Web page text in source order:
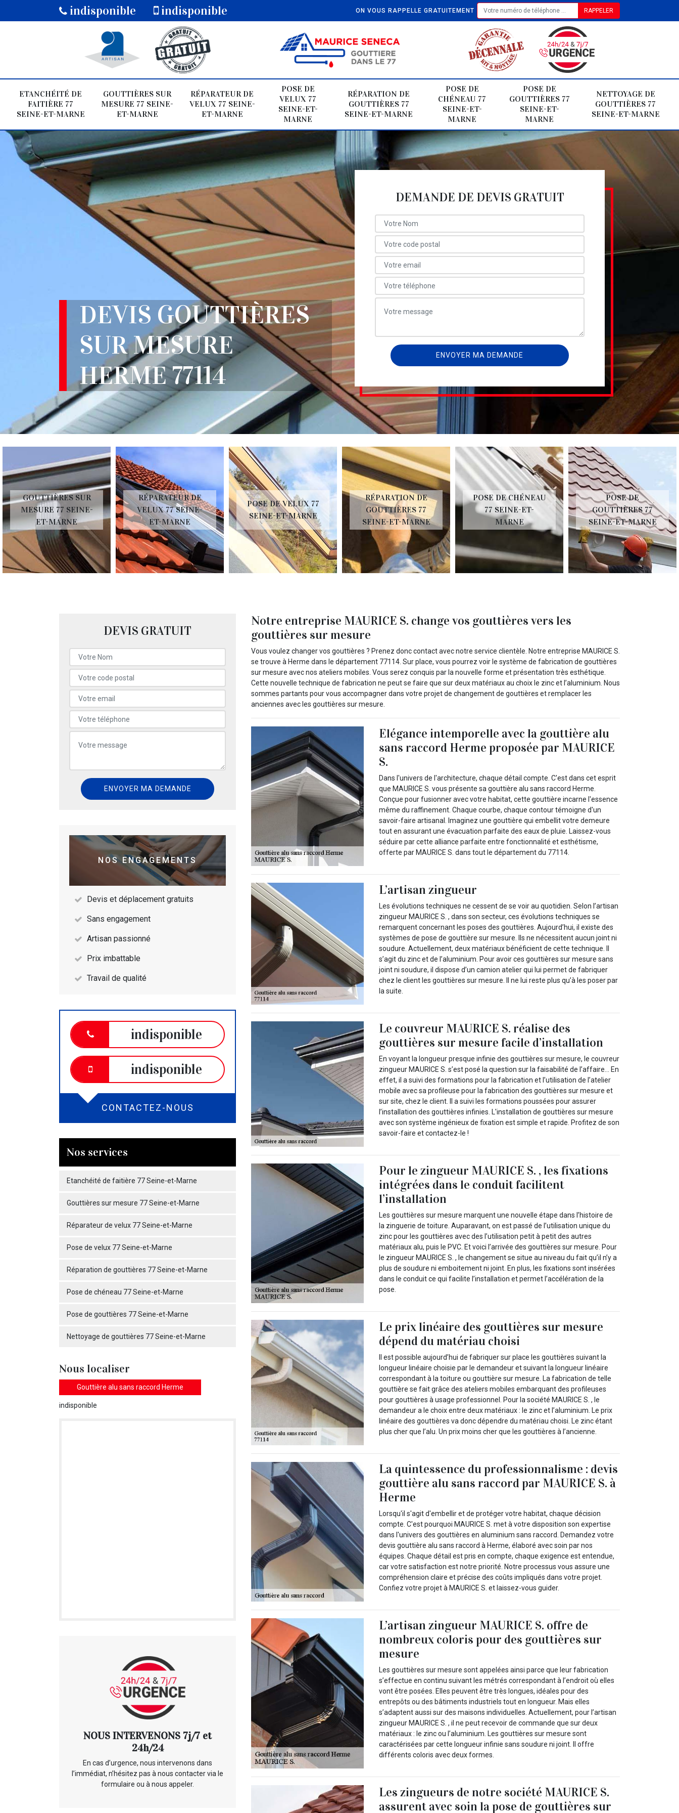
indisponible indisponible ON VOUS RAPPELLE GRATUITEMENT
ETANCHÉITÉ DE
FAITIÈRE 77
SEINE-ET-MARNE
GOUTTIÈRES SUR
MESURE 77 SEINE-
ET-MARNE
RÉPARATEUR DE
VELUX 77 SEINE-
ET-MARNE
POSE DE
VELUX 77
SEINE-ET-
MARNE
RÉPARATION DE
GOUTTIÈRES 77
SEINE-ET-MARNE
POSE DE
CHÉNEAU 77
SEINE-ET-
MARNE
POSE DE
GOUTTIÈRES 77
SEINE-ET-
MARNE
NETTOYAGE DE
GOUTTIÈRES 77
SEINE-ET-MARNE
DEVIS GOUTTIÈRES
SUR MESURE
HERME 77114
DEMANDE DE DEVIS GRATUIT
GOUTTIÈRES SUR
MESURE 77 SEINE-
ET-MARNE
RÉPARATEUR DE
VELUX 77 SEINE-
ET-MARNE
POSE DE VELUX 77
SEINE-ET-MARNE
RÉPARATION DE
GOUTTIÈRES 77
SEINE-ET-MARNE
POSE DE CHÉNEAU
77 SEINE-ET-
MARNE
POSE DE
GOUTTIÈRES 77
SEINE-ET-MARNE
DEVIS GRATUIT
NOS ENGAGEMENTS
Devis et déplacement gratuits
Sans engagement
Artisan passionné
Prix imbattable
Travail de qualité
indisponible
indisponible
CONTACTEZ-NOUS
Nos services
Etanchéité de faitière 77 Seine-et-Marne
Gouttières sur mesure 77 Seine-et-Marne
Réparateur de velux 77 Seine-et-Marne
Pose de velux 77 Seine-et-Marne
Réparation de gouttières 77 Seine-et-Marne
Pose de chéneau 77 Seine-et-Marne
Pose de gouttières 77 Seine-et-Marne
Nettoyage de gouttières 77 Seine-et-Marne
Nous localiser
Gouttière alu sans raccord Herme
indisponible
NOUS INTERVENONS 7j/7 et
24h/24
En cas d’urgence, nous intervenons dans
l’immédiat, n’hésitez pas à nous contacter via le
formulaire ou à nous appeler.
Notre entreprise MAURICE S. change vos gouttières vers les
gouttières sur mesure
Vous voulez changer vos gouttières ? Prenez donc contact avec notre service clientèle. Notre entreprise MAURICE S.
se trouve à Herme dans le département 77114. Sur place, vous pourrez voir le système de fabrication de gouttières
sur mesure avec nos ateliers mobiles. Vous serez conquis par la nouvelle forme et présentation très esthétique.
Cette nouvelle technique de fabrication ne peut se faire que sur deux matériaux au choix le zinc et l’aluminium. Nous
sommes partants pour vous accompagner dans votre projet de changement de gouttières et remplacer les
anciennes avec les gouttières sur mesure.
Elégance intemporelle avec la gouttière alu
sans raccord Herme proposée par MAURICE
S.
Dans l'univers de l'architecture, chaque détail compte. C'est dans cet esprit
que MAURICE S. vous présente sa gouttière alu sans raccord Herme.
Conçue pour fusionner avec votre habitat, cette gouttière incarne l'essence
même du raffinement. Chaque courbe, chaque contour témoigne d'un
savoir-faire artisanal. Imaginez une gouttière qui embellit votre demeure
tout en assurant une évacuation parfaite des eaux de pluie. Laissez-vous
séduire par cette alliance parfaite entre fonctionnalité et esthétisme,
offerte par MAURICE S. dans tout le département du 77114.
L’artisan zingueur
Les évolutions techniques ne cessent de se voir au quotidien. Selon l’artisan
zingueur MAURICE S. , dans son secteur, ces évolutions techniques se
remarquent concernant les poses des gouttières. Aujourd’hui, il existe des
systèmes de pose de gouttière sur mesure. Ils ne nécessitent aucun joint ni
soudure. Actuellement, deux matériaux bénéficient de cette technique. Il
s’agit du zinc et de l’aluminium. Pour avoir ces gouttières sur mesure sans
joint ni soudure, il dispose d’un camion atelier qui lui permet de fabriquer
chez le client les gouttières sur mesure. Il ne lui reste plus qu’à les poser par
la suite.
Le couvreur MAURICE S. réalise des
gouttières sur mesure facile d’installation
En voyant la longueur presque infinie des gouttières sur mesure, le couvreur
zingueur MAURICE S. s’est posé la question sur la faisabilité de l’affaire… En
effet, il a suivi des formations pour la fabrication et l’utilisation de l’atelier
mobile avec sa profileuse pour la fabrication des gouttières sur mesure et
sur site, chez le client. Il a suivi les formations poussées pour assurer
l’installation des gouttières infinies. L'installation de gouttières sur mesure
avec son système ingénieux de fixation est simple et rapide. Profitez de son
savoir-faire et contactez-le !
Pour le zingueur MAURICE S. , les fixations
intégrées dans le conduit facilitent
l’installation
Les gouttières sur mesure marquent une nouvelle étape dans l’histoire de
la zinguerie de toiture. Auparavant, on est passé de l’utilisation unique du
zinc pour les gouttières avec des l’utilisation petit à petit des autres
matériaux alu, puis le PVC. Et voici l’arrivée des gouttières sur mesure. Pour
le zingueur MAURICE S. , le changement se situe au niveau du fait qu’il n’y a
plus de soudure ni emboitement ni joint. En plus, les fixations sont insérées
dans le conduit ce qui facilite l’installation et permet l’accélération de la
pose.
Le prix linéaire des gouttières sur mesure
dépend du matériau choisi
Il est possible aujourd’hui de fabriquer sur place les gouttières suivant la
longueur linéaire choisie par le demandeur et suivant la longueur linéaire
correspondant à la toiture ou gouttière sur mesure. La fabrication de telle
gouttière se fait grâce des ateliers mobiles embarquant des profileuses
pour gouttières à usage professionnel. Pour la société MAURICE S. , le
demandeur a le choix entre deux matériaux : le zinc et l’aluminium. Le prix
linéaire des gouttières va donc dépendre du matériau choisi. Le zinc étant
plus cher que l’alu. Un prix moins cher que les gouttières à l’ancienne.
La quintessence du professionnalisme : devis
gouttière alu sans raccord par MAURICE S. à
Herme
Lorsqu'il s'agit d'embellir et de protéger votre habitat, chaque décision
compte. C'est pourquoi MAURICE S. met à votre disposition son expertise
dans l'univers des gouttières en aluminium sans raccord. Demandez votre
devis gouttière alu sans raccord à Herme, élaboré avec soin par nos
équipes. Chaque détail est pris en compte, chaque exigence est entendue,
car votre satisfaction est notre priorité. Notre processus vous assure une
compréhension claire et précise des coûts impliqués dans votre projet.
Confiez votre projet à MAURICE S. et laissez-vous guider.
L’artisan zingueur MAURICE S. offre de
nombreux coloris pour des gouttières sur
mesure
Les gouttières sur mesure sont appelées ainsi parce que leur fabrication
s’effectue en continu suivant les métrés correspondant à l’endroit où elles
vont être posées. Elles peuvent être très longues, idéales pour des
entrepôts ou des bâtiments industriels tout en longueur. Mais elles
s’adaptent aussi sur des maisons individuelles. Actuellement, pour l’artisan
zingueur MAURICE S. , il ne peut recevoir de commande que sur deux
matériaux : le zinc ou l’aluminium. Les gouttières sur mesure sont
caractérisées par cette longueur infinie sans soudure ni joint. Il offre
différents coloris avec deux formes.
Les zingueurs de notre société MAURICE S.
assurent avec soin la pose de gouttières sur